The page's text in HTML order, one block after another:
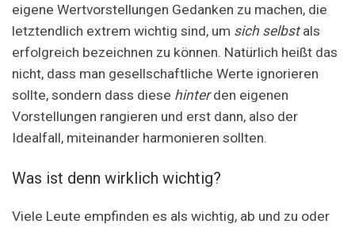
eigene Wertvorstellungen Gedanken zu machen, die
letztendlich extrem wichtig sind, um sich selbstals
erfolgreich bezeichnen zu können. Natürlich heißt das
nicht, dass man gesellschaftliche Werte ignorieren
sollte, sondern dass diese hinterden eigenen
Vorstellungen rangieren und erst dann, also der
Idealfall, miteinander harmonieren sollten.
Was ist denn wirklich wichtig?
Viele Leute empfinden es als wichtig, ab und zu oder